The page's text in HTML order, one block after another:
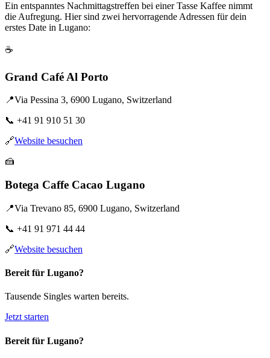
Ein entspanntes Nachmittagstreffen bei einer Tasse Kaffee nimmt
die Aufregung. Hier sind zwei hervorragende Adressen für dein
erstes Date in Lugano:
☕
Grand Café Al Porto
📍Via Pessina 3, 6900 Lugano, Switzerland
📞 +41 91 910 51 30
🔗Website besuchen
🍰
Botega Caffe Cacao Lugano
📍Via Trevano 85, 6900 Lugano, Switzerland
📞 +41 91 971 44 44
🔗Website besuchen
Bereit für Lugano?
Tausende Singles warten bereits.
Jetzt starten
Bereit für Lugano?